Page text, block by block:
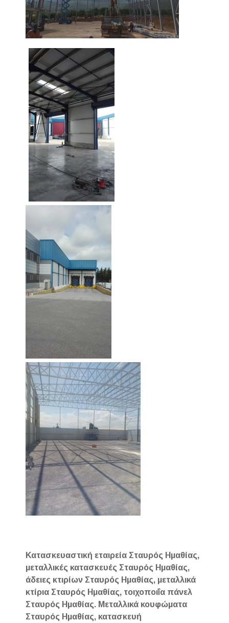
Κατασκευαστική εταιρεία Σταυρός Ημαθίας,
μεταλλικές κατασκευές Σταυρός Ημαθίας,
άδειες κτιρίων Σταυρός Ημαθίας, μεταλλικά
κτίρια Σταυρός Ημαθίας, τοιχοποιΐα πάνελ
Σταυρός Ημαθίας. Μεταλλικά κουφώματα
Σταυρός Ημαθίας, κατασκευή